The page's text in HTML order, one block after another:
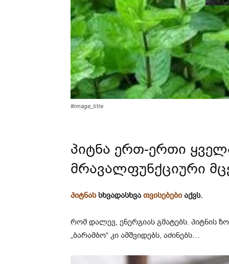
#image_title
პიტნა ერთ-ერთი
მრავალფუნქციური
პიტნასსხვადასხვა თვისებები აქვს.
რომ დალევ, ენერგიას გმატებს. პიტნის
„ბარამბო“ კი ამშვიდებს, აძინებს…